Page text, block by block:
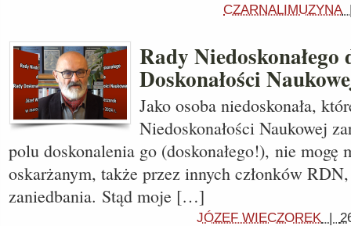
CZARNALIMUZYNA
Rady Niedoskonałego
Doskonałości
Jako osoba niedoskonała,
Niedoskonałości Naukowej
polu doskonalenia go (doskonałego!), nie mogę
oskarżanym, także przez innych członków
zaniedbania. Stąd moje […]
JÓZEF WIECZOREK |